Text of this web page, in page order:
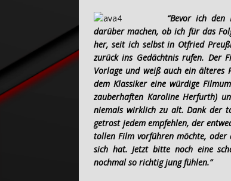
“Bevor ich den
darüber machen, ob ich für das
her, seit ich selbst in Otfried
zurück ins Gedächtnis rufen. Der
Vorlage und weiß auch ein älteres
dem Klassiker eine würdige
zauberhaften Karoline Herfurth)
niemals wirklich zu alt. Dank der
getrost jedem empfehlen, der
tollen Film vorführen möchte, oder
sich hat. Jetzt bitte noch eine
nochmal so richtig jung fühlen.”